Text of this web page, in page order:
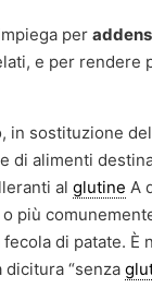
per
e per rendere
in sostituzione
di alimenti
al glutine A
più
di patate. È
“senza